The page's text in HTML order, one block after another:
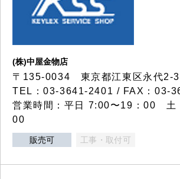
(株)中屋金物店
〒135-0034 東京都江東区永代2-
TEL：03-3641-2401 / FAX：03-
営業時間：平日 7:00〜19：00 土
00
販売可 工事・取付可